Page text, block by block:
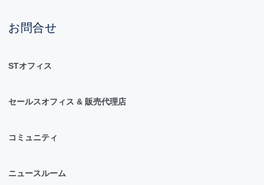
お問合せ
STオフィス
セールスオフィス & 販売代理店
コミュニティ
ニュースルーム